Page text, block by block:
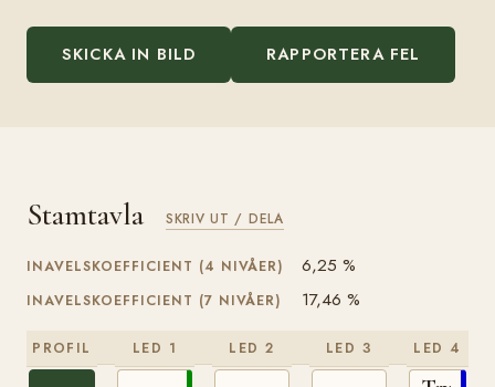
SKICKA IN BILD RAPPORTERA FEL
Stamtavla SKRIV UT / DELA
INAVELSKOEFFICIENT (4 NIVÅER) 6,25 %
INAVELSKOEFFICIENT (7 NIVÅER) 17,46 %
PROFIL LED 1 LED 2 LED 3 LED 4